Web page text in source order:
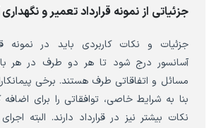
جزئیاتی از نمونه قرارداد تعمیر و
جزئیات و نکات کاربردی باید در نمونه
آسانسور درج شود تا هر دو طرف در هر
مسائل و اتفاقاتی طرف هستند. برخی
بنا به شرایط خاصی، توافقاتی را برای
نکات بیشتر نیز در قرارداد دارند. البته